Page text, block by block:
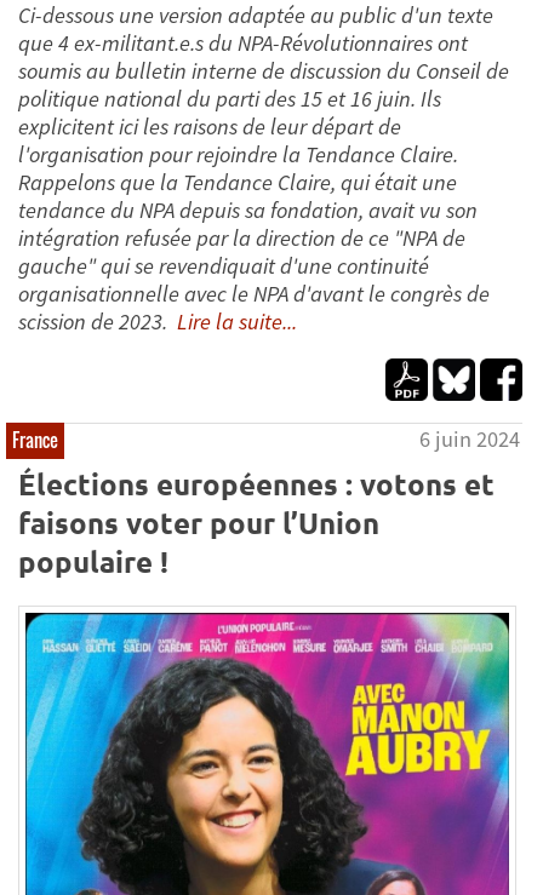
Ci-dessous une version adaptée au public d'un texte
que 4 ex-militant.e.s du NPA-Révolutionnaires ont
soumis au bulletin interne de discussion du Conseil de
politique national du parti des 15 et 16 juin. Ils
explicitent ici les raisons de leur départ de
l'organisation pour rejoindre la Tendance Claire.
Rappelons que la Tendance Claire, qui était une
tendance du NPA depuis sa fondation, avait vu son
intégration refusée par la direction de ce "NPA de
gauche" qui se revendiquait d'une continuité
organisationnelle avec le NPA d'avant le congrès de
scission de 2023. Lire la suite...
France 6 juin 2024
Élections européennes : votons et
faisons voter pour l’Union
populaire !